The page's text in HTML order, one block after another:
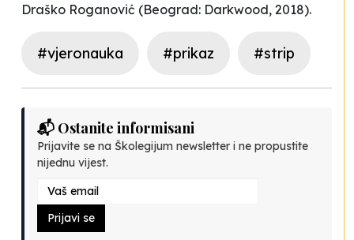
Draško Roganović (Beograd: Darkwood, 2018).
#vjeronauka #prikaz #strip
📬 Ostanite informisani
Prijavite se na Školegijum newsletter i ne propustite
nijednu vijest.
Prijavi se